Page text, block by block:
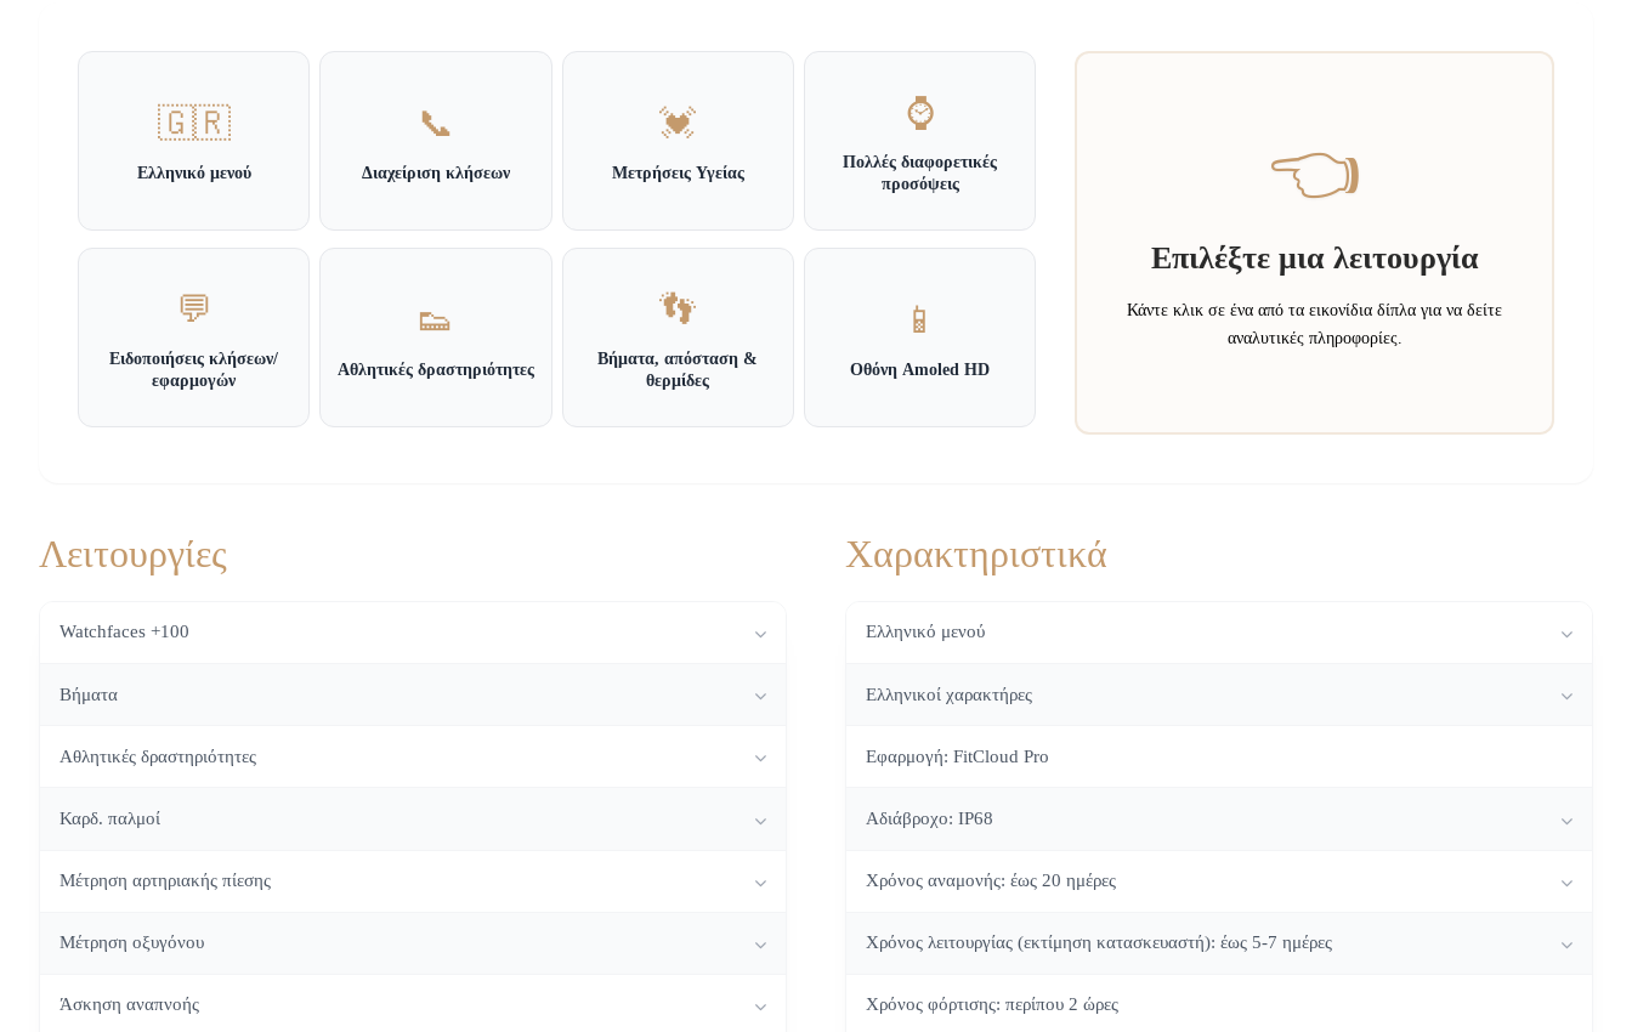
🇬🇷
Ελληνικό μενού
📞
Διαχείριση κλήσεων
💓
Μετρήσεις Υγείας
⌚
Πολλές διαφορετικές
προσόψεις
👈
Επιλέξτε μια λειτουργία
Κάντε κλικ σε ένα από τα εικονίδια δίπλα για να δείτε
αναλυτικές πληροφορίες.
💬
Ειδοποιήσεις κλήσεων/
εφαρμογών
👟
Αθλητικές δραστηριότητες
👣
Βήματα, απόσταση &
θερμίδες
📱
Οθόνη Amoled HD
Λειτουργίες
Watchfaces +100
Βήματα
Αθλητικές δραστηριότητες
Καρδ. παλμοί
Μέτρηση αρτηριακής πίεσης
Μέτρηση οξυγόνου
Άσκηση αναπνοής
Χαρακτηριστικά
Ελληνικό μενού
Ελληνικοί χαρακτήρες
Εφαρμογή: FitCloud Pro
Αδιάβροχο: IP68
Χρόνος αναμονής: έως 20 ημέρες
Χρόνος λειτουργίας (εκτίμηση κατασκευαστή): έως 5-7 ημέρες
Χρόνος φόρτισης: περίπου 2 ώρες